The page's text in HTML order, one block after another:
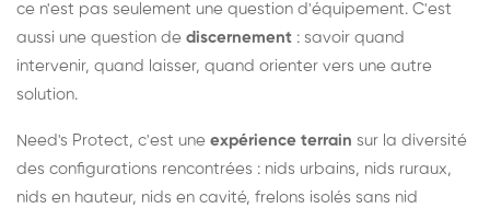
ce n'est pas seulement une question d'équipement. C'est
aussi une question de discernement : savoir quand
intervenir, quand laisser, quand orienter vers une autre
solution.
Need's Protect, c'est une expérience terrain sur la diversité
des configurations rencontrées : nids urbains, nids ruraux,
nids en hauteur, nids en cavité, frelons isolés sans nid